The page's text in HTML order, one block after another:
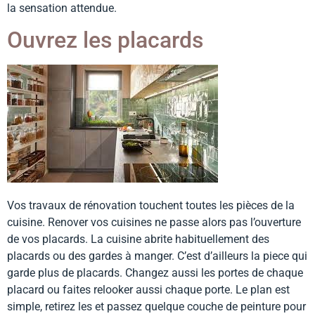
la sensation attendue.
Ouvrez les placards
Vos travaux de rénovation touchent toutes les pièces de la
cuisine. Renover vos cuisines ne passe alors pas l’ouverture
de vos placards. La cuisine abrite habituellement des
placards ou des gardes à manger. C’est d’ailleurs la piece qui
garde plus de placards. Changez aussi les portes de chaque
placard ou faites relooker aussi chaque porte. Le plan est
simple, retirez les et passez quelque couche de peinture pour